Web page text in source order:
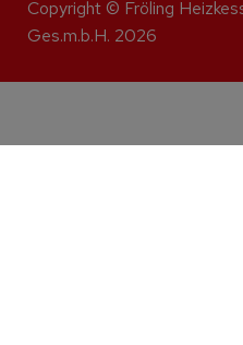
Copyright © Fröling
Ges.m.b.H. 2026